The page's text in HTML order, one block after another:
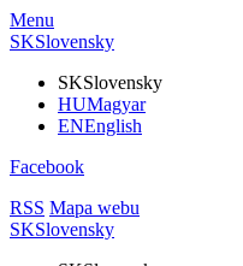
Menu
SKSlovensky
SKSlovensky
HUMagyar
ENEnglish
Facebook
RSS Mapa webu
SKSlovensky